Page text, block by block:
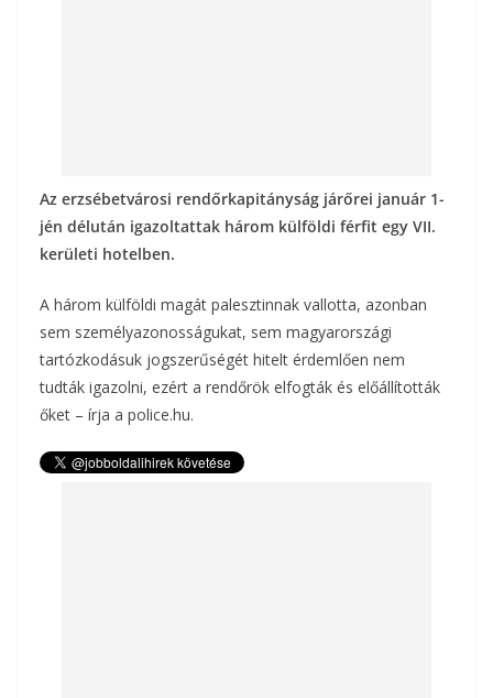
Az erzsébetvárosi rendőrkapitányság járőrei január 1-
jén délután igazoltattak három külföldi férfit egy VII.
kerületi hotelben.
A három külföldi magát palesztinnak vallotta, azonban
sem személyazonosságukat, sem magyarországi
tartózkodásuk jogszerűségét hitelt érdemlően nem
tudták igazolni, ezért a rendőrök elfogták és előállították
őket – írja a police.hu.